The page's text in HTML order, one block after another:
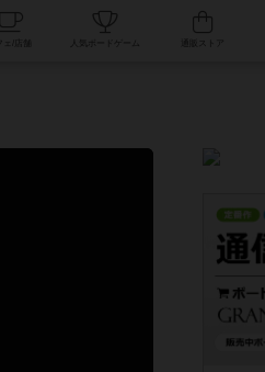
人気ボードゲーム